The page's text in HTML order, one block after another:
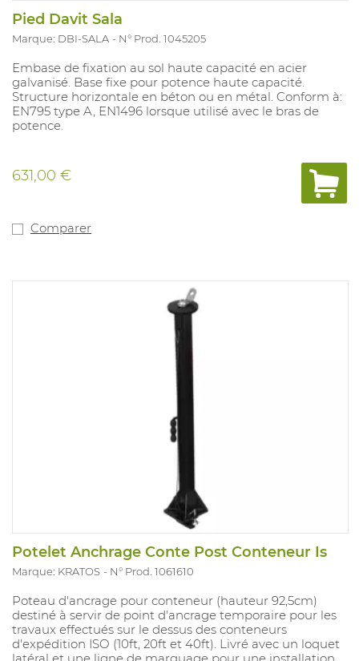
Pied Davit Sala
Marque: DBI-SALA N° Prod. 1045205
Embase de fixation au sol haute capacité en acier
galvanisé. Base fixe pour potence haute capacité.
Structure horizontale en béton ou en métal. Conform à:
EN795 type A, EN1496 lorsque utilisé avec le bras de
potence.
631,00 €
Comparer
Potelet Anchrage Conte Post Conteneur Is
Marque: KRATOS N° Prod. 1061610
Poteau d'ancrage pour conteneur (hauteur 92,5cm)
destiné à servir de point d'ancrage temporaire pour les
travaux effectués sur le dessus des conteneurs
d'expédition ISO (10ft, 20ft et 40ft). Livré avec un loquet